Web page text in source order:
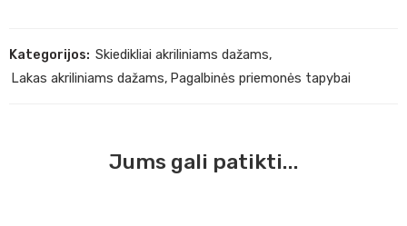
Kategorijos: Skiedikliai akriliniams dažams,
Lakas akriliniams dažams, Pagalbinės priemonės tapybai
Jums gali patikti...